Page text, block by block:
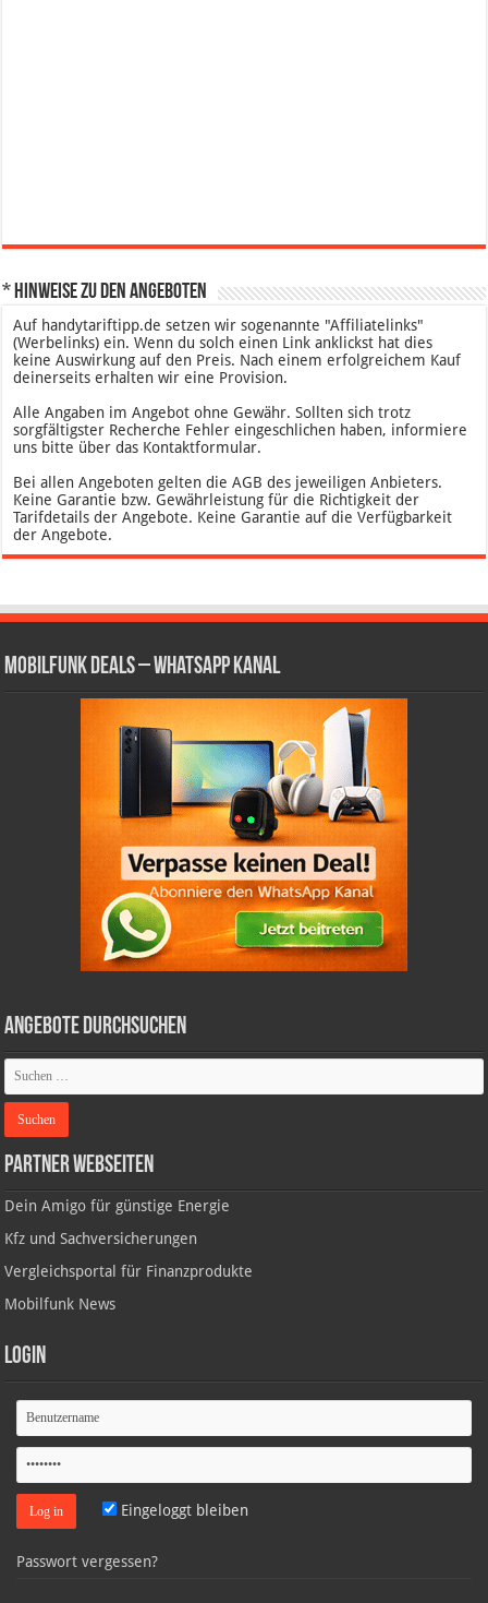
* Hinweise zu den Angeboten
Auf handytariftipp.de setzen wir sogenannte "Affiliatelinks"
(Werbelinks) ein. Wenn du solch einen Link anklickst hat dies
keine Auswirkung auf den Preis. Nach einem erfolgreichem Kauf
deinerseits erhalten wir eine Provision.
Alle Angaben im Angebot ohne Gewähr. Sollten sich trotz
sorgfältigster Recherche Fehler eingeschlichen haben, informiere
uns bitte über das Kontaktformular.
Bei allen Angeboten gelten die AGB des jeweiligen Anbieters.
Keine Garantie bzw. Gewährleistung für die Richtigkeit der
Tarifdetails der Angebote. Keine Garantie auf die Verfügbarkeit
der Angebote.
Mobilfunk Deals – WhatsApp Kanal
Angebote durchsuchen
Partner Webseiten
Dein Amigo für günstige Energie
Kfz und Sachversicherungen
Vergleichsportal für Finanzprodukte
Mobilfunk News
Login
Eingeloggt bleiben
Passwort vergessen?